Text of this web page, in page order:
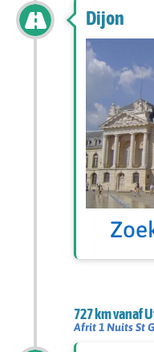
Dijon
727 km vanaf
Afrit 1 Nuits St